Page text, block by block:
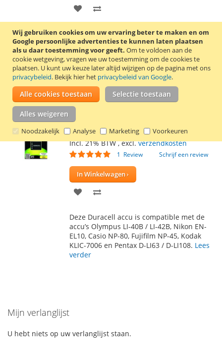
Wij gebruiken cookies om uw ervaring beter te maken en om
Google persoonlijke advertenties te kunnen laten plaatsen
als u daar toestemming voor geeft. Om te voldoen aan de
cookie wetgeving, vragen we uw toestemming om de cookies te
plaatsen. U kunt uw keuze later altijd wijzigen op de pagina met ons
privacybeleid. Bekijk hier het privacybeleid van Google.
Alle cookies toestaan Selectie toestaan
Alles weigeren
Noodzakelijk Analyse Marketing Voorkeuren
VOEG
TOE
AAN
VERLANGLIJST
OM
TE
VERGELIJKEN
Compatible Fujifilm NP-60 accu van het
Duitse kwaliteitsmerk Patona. Deze accu is
ook compatible met de accu’s Casio NP-30,
Kodak KLIC-5000, Panasonic CGA-S301 / VQ-
VBA12 / VW-VBA10, Pentax D-LI2, Ricoh DB-
40 / DB-43 en Toshiba PDR-BT3.
verder
€ 15,95
Incl. 21% BTW, excl.verzendkosten
Waardering:
1 Review Schrijf een review
In Winkelwagen
VOEG
AAN
VERLANGLIJST
TE
VERGELIJKEN
Deze Duracell accu is compatible met de
accu’s Olympus LI-40B / LI-42B, Nikon EN-
EL10, Casio NP-80, Fujifilm NP-45, Kodak
KLIC-7006 en Pentax D-LI63 / D-LI108. Lees
verder
Mijn verlanglijst
U hebt niets op uw verlanglijst staan.